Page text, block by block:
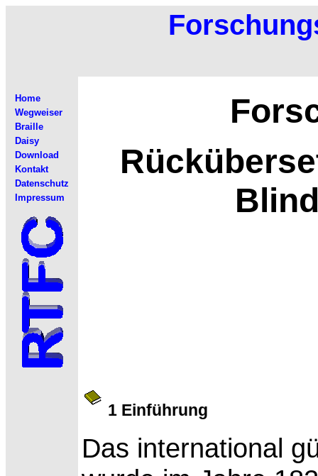
Home
Wegweiser
Braille
Daisy
Download
Kontakt
Datenschutz
Impressum
1 Einführung
Das international